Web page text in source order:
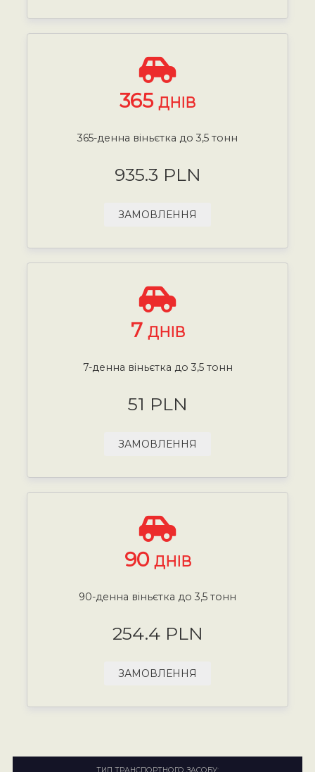
365 ДНІВ
365-денна віньєтка до 3,5 тонн
935.3 PLN
ЗАМОВЛЕННЯ
7 ДНІВ
7-денна віньєтка до 3,5 тонн
51 PLN
ЗАМОВЛЕННЯ
90 ДНІВ
90-денна віньєтка до 3,5 тонн
254.4 PLN
ЗАМОВЛЕННЯ